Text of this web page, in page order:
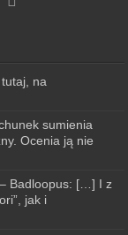
na
sumienia
Ocenia ją nie
Badloopus: […] I z
jak i